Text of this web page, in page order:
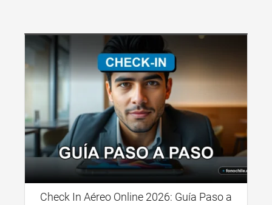
Check In Aéreo Online 2026: Guía Paso a